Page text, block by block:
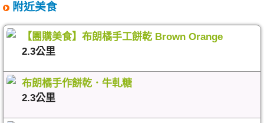
附近美食
【團購美食】布朗橘手工餅乾 Brown Orange
2.3公里
布朗橘手作餅乾．牛軋糖
2.3公里